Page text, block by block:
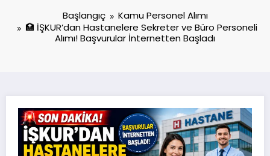
Başlangıç
Kamu Personel Alımı
🏥 İŞKUR’dan Hastanelere Sekreter ve Büro Personeli
Alımı! Başvurular İnternetten Başladı